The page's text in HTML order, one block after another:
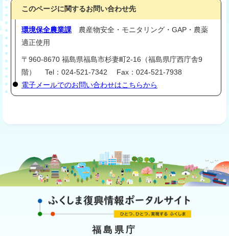
このページに関するお問い合わせ先
環境保全農業課 農産物安全・モニタリング・GAP・農薬
適正使用
〒960-8670 福島県福島市杉妻町2-16（福島県庁西庁舎9
階） Tel：024-521-7342 Fax：024-521-7938
電子メールでのお問い合わせはこちらから
福島県庁